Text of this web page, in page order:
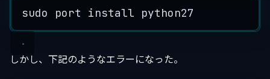
sudo port install python27
しかし、下記のようなエラーになった。